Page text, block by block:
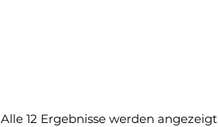
Alle 12 Ergebnisse werden angezeigt